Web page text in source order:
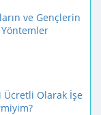
ve Gençlerin
Ücretli Olarak İşe